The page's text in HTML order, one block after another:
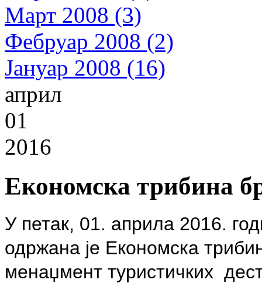
Март 2008 (3)
Фебруар 2008 (2)
Јануар 2008 (16)
април
01
2016
Економска трибина
У петак, 01. априла 2016.
одржана је Економска
менаџмент туристичких